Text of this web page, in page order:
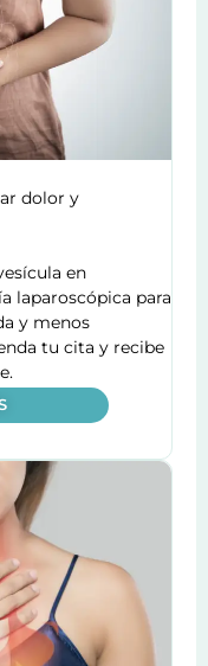
dolor y
en
laparoscópica para
y menos
tu cita y recibe